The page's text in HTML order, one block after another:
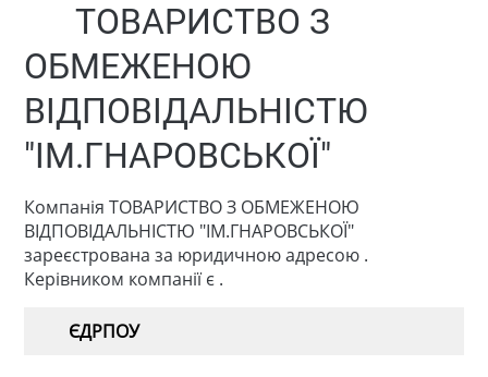
ТОВАРИСТВО З
ОБМЕЖЕНОЮ
ВІДПОВІДАЛЬНІСТЮ
"ІМ.ГНАРОВСЬКОЇ"
Компанія ТОВАРИСТВО З ОБМЕЖЕНОЮ
ВІДПОВІДАЛЬНІСТЮ "ІМ.ГНАРОВСЬКОЇ"
зареєстрована за юридичною адресою .
Керівником компанії є .
ЄДРПОУ